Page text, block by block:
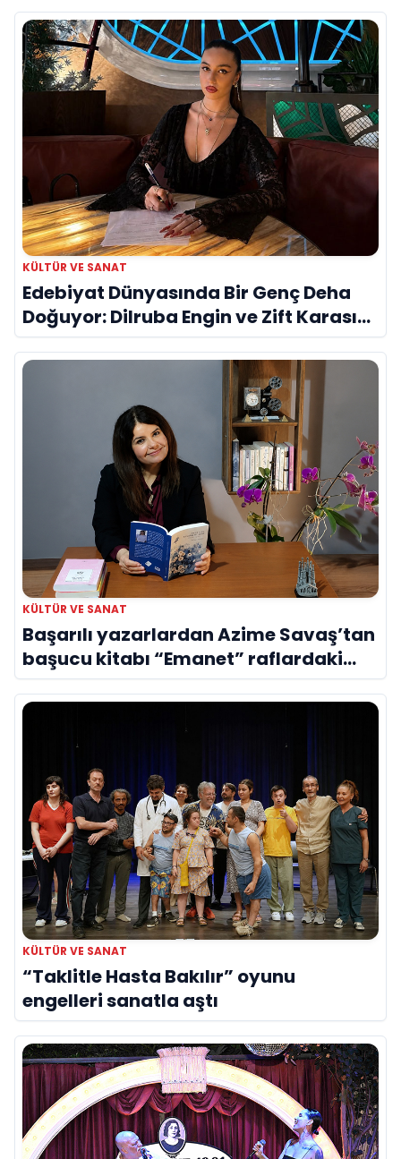
KÜLTÜR VE SANAT
Edebiyat Dünyasında Bir Genç Deha
Doğuyor: Dilruba Engin ve Zift Karası
Evreni ‘AVENOİR’
KÜLTÜR VE SANAT
Başarılı yazarlardan Azime Savaş’tan
başucu kitabı “Emanet” raflardaki
yerini aldı
KÜLTÜR VE SANAT
“Taklitle Hasta Bakılır” oyunu
engelleri sanatla aştı